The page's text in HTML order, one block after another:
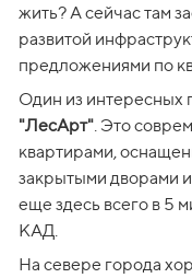
жить? А сейчас там
развитой
предложениями по
Один из интересных
"ЛесАрт" . Это
квартирами,
закрытыми дворами
еще здесь всего в 5
КАД.
На севере города